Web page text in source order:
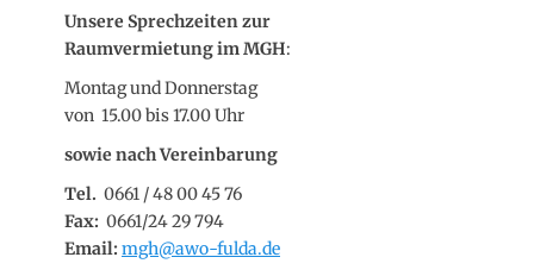
Unsere Sprechzeiten zur
Raumvermietung im MGH:
Montag und Donnerstag
von 15.00 bis 17.00 Uhr
sowie nach Vereinbarung
Tel. 0661 / 48 00 45 76
Fax: 0661/24 29 794
Email: mgh@awo-fulda.de